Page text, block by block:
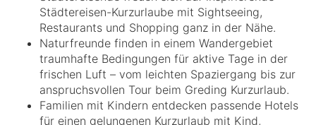
Städtereisen-Kurzurlaube mit Sightseeing,
Restaurants und Shopping ganz in der Nähe.
Naturfreunde finden in einem Wandergebiet
traumhafte Bedingungen für aktive Tage in der
frischen Luft – vom leichten Spaziergang bis zur
anspruchsvollen Tour beim Greding Kurzurlaub.
Familien mit Kindern entdecken passende Hotels
für einen gelungenen Kurzurlaub mit Kind,